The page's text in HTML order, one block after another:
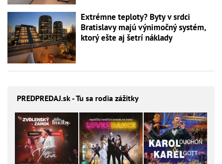
Extrémne teploty? Byty v srdci
Bratislavy majú výnimočný systém,
ktorý ešte aj šetrí náklady
PREDPREDAJ.sk - Tu sa rodia zážitky